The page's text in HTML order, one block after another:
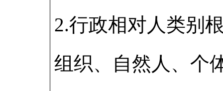
2.行政相对人类别
组织、自然人、个